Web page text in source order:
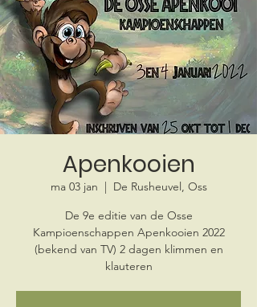
Apenkooien
ma 03 jan
  |
De Rusheuvel, Oss
De 9e editie van de Osse
Kampioenschappen Apenkooien 2022
(bekend van TV) 2 dagen klimmen en
klauteren